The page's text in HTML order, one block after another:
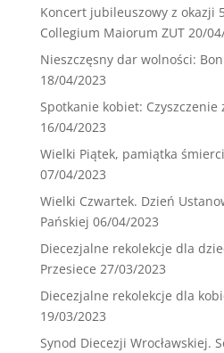
Koncert jubileuszowy z okazji
Collegium Maiorum ZUT 20/
Nieszczęsny dar wolności:
18/04/2023
Spotkanie kobiet:
16/04/2023
Wielki Piątek, pamiątka
07/04/2023
Wielki Czwartek. Dzień
Pańskiej 06/04/2023
Diecezjalne rekolekcje dla
Przesiece 27/03/2023
Diecezjalne rekolekcje dla
19/03/2023
Synod Diecezji Wrocławskiej.